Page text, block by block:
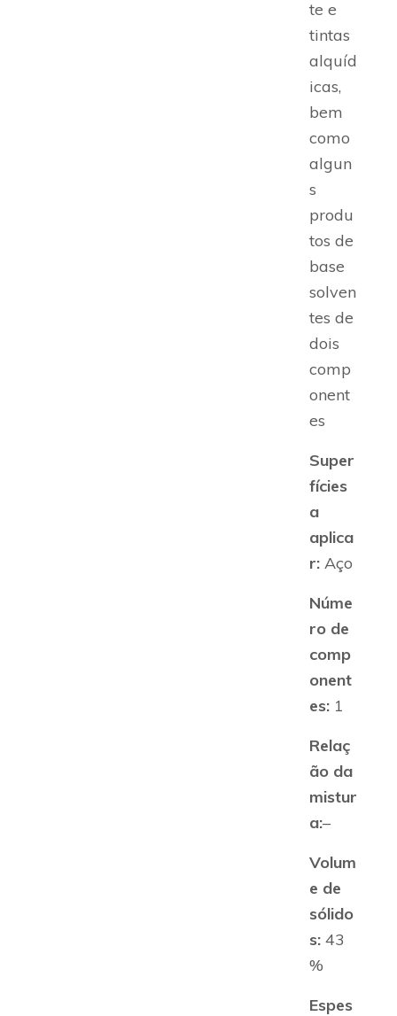
te e
tintas
alquíd
icas,
bem
como
algun
s
produ
tos de
base
solven
tes de
dois
comp
onent
es
Super
fícies
a
aplica
r:Aço
Núme
ro de
comp
onent
es:1
Relaç
ão da
mistur
a:–
Volum
e de
sólido
s:43
%
Espes